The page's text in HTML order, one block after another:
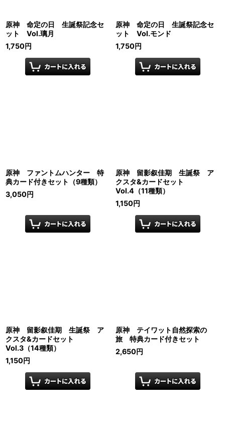
原神 命定の日 生誕祭記念セ
ット Vol.璃月
1,750円
原神 命定の日 生誕祭記念セ
ット Vol.モンド
1,750円
原神 ファントムハンター 特
典カード付きセット（9種類）
3,050円
原神 留影叙佳期 生誕祭 ア
クスタ&カードセット
Vol.4（11種類）
1,150円
原神 留影叙佳期 生誕祭 ア
クスタ&カードセット
Vol.3（14種類）
1,150円
原神 テイワット自然探索の
旅 特典カード付きセット
2,650円